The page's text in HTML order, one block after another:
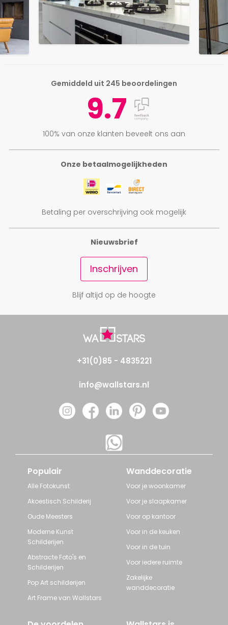
Onze betaalmogelijkheden
Betaling per overschrijving ook mogelijk
Gemiddeld uit 245 beoordelingen
9.7
100% van onze klanten beveelt ons aan
Nieuwsbrief
Inschrijven
Blijf altijd op de hoogte
+31(0)85 - 4835221
info@wallstars.nl
Populair
Alle Fotokunst
Akoestisch Schilderij
Oude Meesters
Moderne Kunst
Schilderijen
Abstracte Foto's en
Schilderijen
Pop Art schilderijen
Art Frame van Wallstars
Wanddecoratie
Voor je woonkamer
Voor je slaapkamer
Voor op kantoor
Voor in de keuken
Voor in de tuin
Voor iedere ruimte
Zakelijke
wanddecoratie